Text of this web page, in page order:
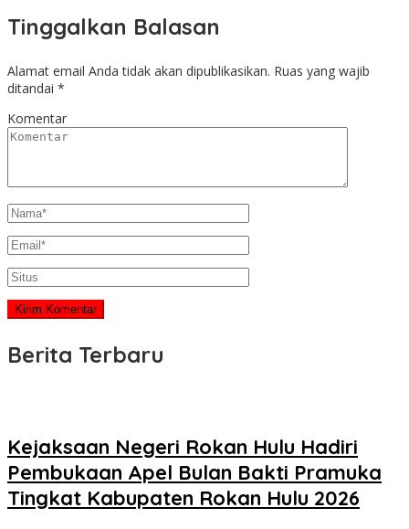
Tinggalkan Balasan
Alamat email Anda tidak akan dipublikasikan. Ruas yang wajib
ditandai *
Komentar
Berita Terbaru
Kejaksaan Negeri Rokan Hulu Hadiri
Pembukaan Apel Bulan Bakti Pramuka
Tingkat Kabupaten Rokan Hulu 2026